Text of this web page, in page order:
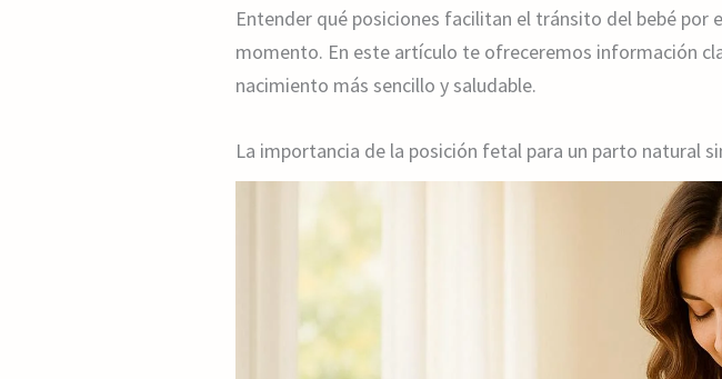
Entender qué posiciones facilitan el tránsito del bebé por
momento. En este artículo te ofreceremos información
nacimiento más sencillo y saludable.
La importancia de la posición fetal para un parto natural